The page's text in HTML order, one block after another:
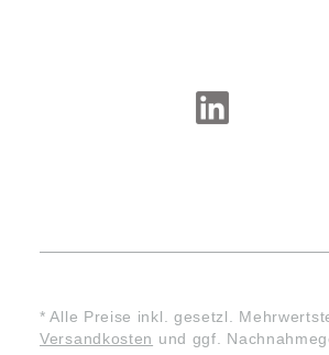
* Alle Preise inkl. gesetzl.
Versandkosten und ggf.